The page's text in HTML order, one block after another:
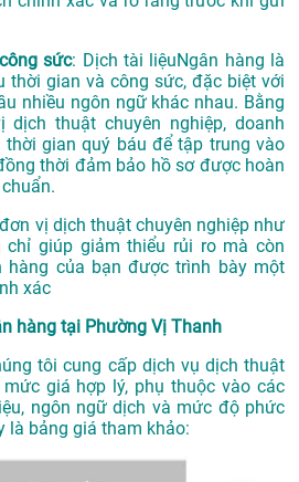
sức: Dịch tài liệuNgân hàng là
thời gian và công sức, đặc biệt với
nhiều ngôn ngữ khác nhau. Bằng
thuật chuyên nghiệp, doanh
thời gian quý báu để tập trung vào
thời đảm bảo hồ sơ được hoàn
vị dịch thuật chuyên nghiệp như
chỉ giúp giảm thiểu rủi ro mà còn
hàng của bạn được trình bày một
xác
hàng tại Phường Vị Thanh
tôi cung cấp dịch vụ dịch thuật
giá hợp lý, phụ thuộc vào các
ngôn ngữ dịch và mức độ phức
là bảng giá tham khảo: